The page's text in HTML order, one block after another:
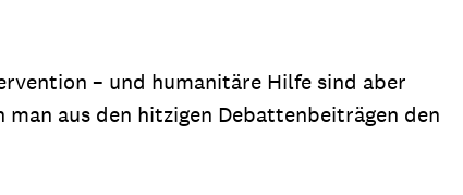
– und humanitäre Hilfe sind aber
aus den hitzigen Debattenbeiträgen den